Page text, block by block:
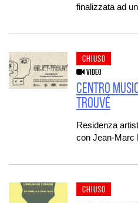
finalizzata ad
CHIUSO
VIDEO
CENTRO
TROUVÉ
Residenza
con Jean-Marc
CHIUSO